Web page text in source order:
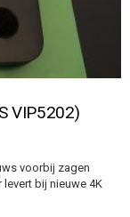
VIP5202)
voorbij zagen
levert bij nieuwe 4K